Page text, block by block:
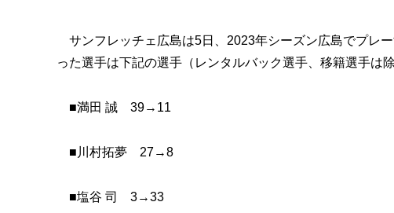
サンフレッチェ広島は5日、2023年シーズン広島でプレ
った選手は下記の選手（レンタルバック選手、移籍選手は除
■満田 誠 39→11
■川村拓夢 27→8
■塩谷 司 3→33